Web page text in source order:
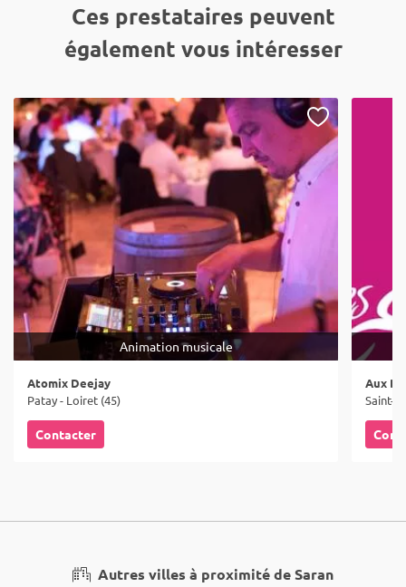
Ces prestataires peuvent
également vous intéresser
Animation musicale
Atomix Deejay
Patay - Loiret (45)
Contacter
Aux
Saint-
Autres villes à proximité de Saran